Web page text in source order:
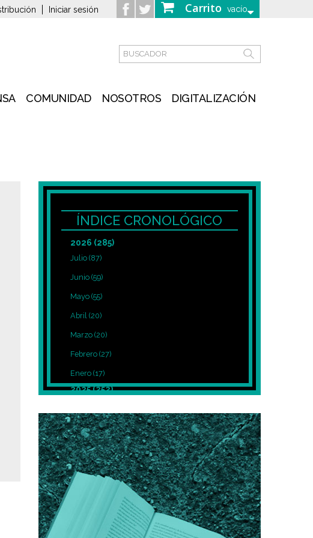
Carrito vacío
Iniciar sesión
COMUNIDAD NOSOTROS DIGITALIZACIÓN
ÍNDICE CRONOLÓGICO
2026 (285)
Julio (87)
Junio (59)
Mayo (55)
Abril (20)
Marzo (20)
Febrero (27)
Enero (17)
2025(252)
Noviembre(27)
Octubre(8)
Septiembre(12)
Agosto